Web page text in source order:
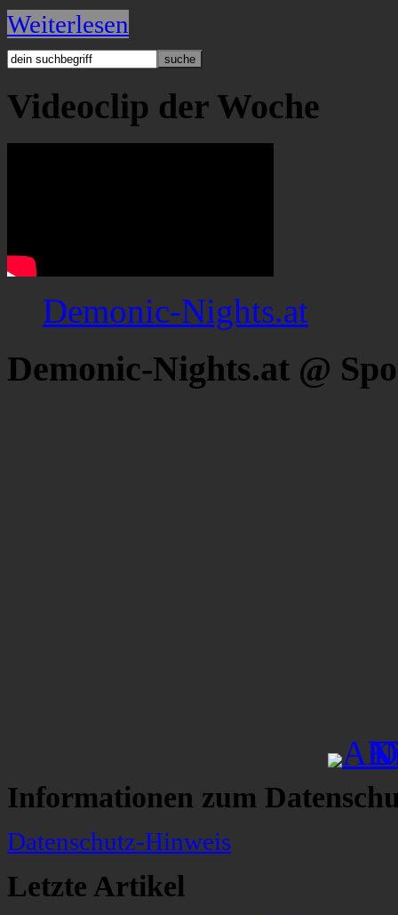
Weiterlesen
Videoclip der Woche
Demonic-Nights.at
Demonic-Nights.at @
Informationen zum
Datenschutz-Hinweis
Letzte Artikel